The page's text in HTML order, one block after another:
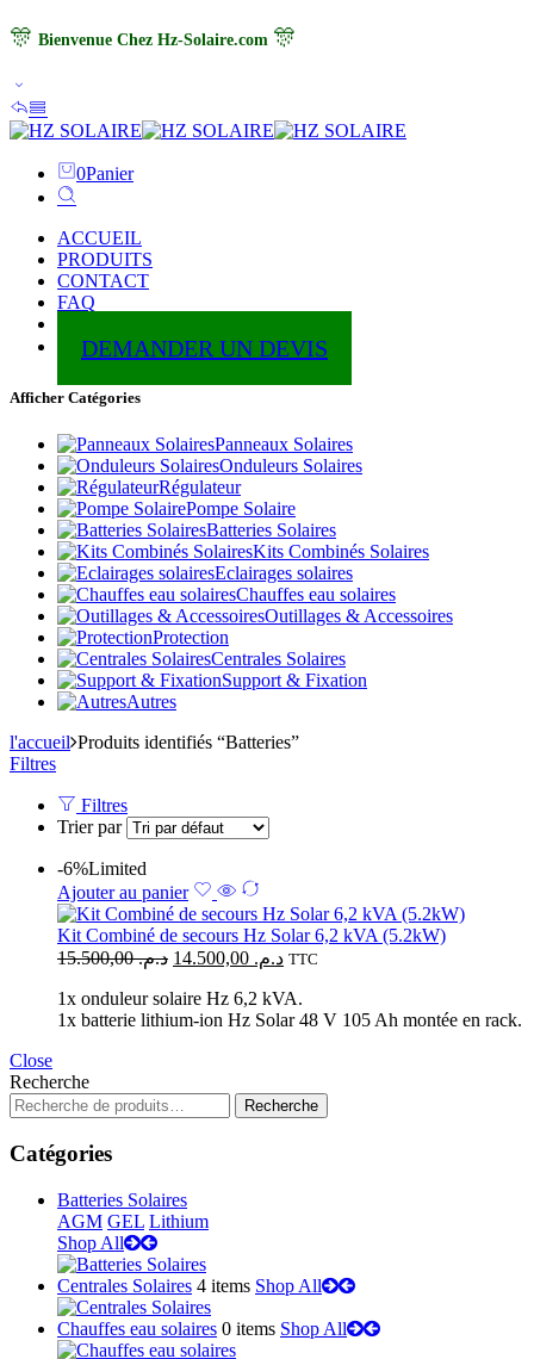
🎊 Bienvenue Chez Hz-Solaire.com 🎊
0Panier
ACCUEIL
PRODUITS
CONTACT
FAQ
DEMANDER UN DEVIS
Afficher Catégories
Panneaux Solaires
Onduleurs Solaires
Régulateur
Pompe Solaire
Batteries Solaires
Kits Combinés Solaires
Eclairages solaires
Chauffes eau solaires
Outillages & Accessoires
Protection
Centrales Solaires
Support & Fixation
Autres
l'accueil Produits identifiés “Batteries”
Filtres
Filtres
Trier par
-6%Limited
Ajouter au panier
Kit Combiné de secours Hz Solar 6,2 kVA (5.2kW)
د.م.15.500,00 د.م. TTC
1x onduleur solaire Hz 6,2 kVA.
1x batterie lithium-ion Hz Solar 48 V 105 Ah montée en rack.
Close
Recherche
Recherche
Catégories
Batteries Solaires
AGM GEL Lithium
Shop All
Centrales Solaires 4 items Shop All
Chauffes eau solaires 0 items Shop All